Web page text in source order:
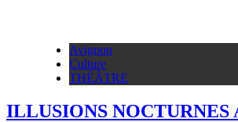
Avignon
Culture
THÉÂTRE
ILLUSIONS